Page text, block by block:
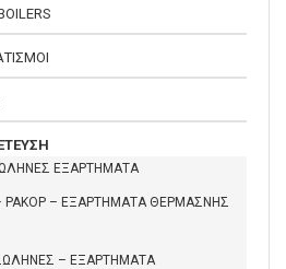
ΕΞΑΡΤΗΜΑΤΑ
ΡΑΚΟΡ – ΕΞΑΡΤΗΜΑΤΑ ΘΕΡΜΑΣΝΗΣ
– ΕΞΑΡΤΗΜΑΤΑ